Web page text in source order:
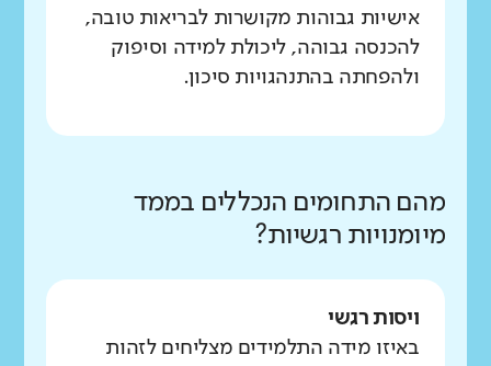
אישיות גבוהות מקושרות לבריאות טובה,
להכנסה גבוהה, ליכולת למידה וסיפוק
ולהפחתה בהתנהגויות סיכון.
מהם התחומים הנכללים בממד
מיומנויות רגשיות?
ויסות רגשי
באיזו מידה התלמידים מצליחים לזהות